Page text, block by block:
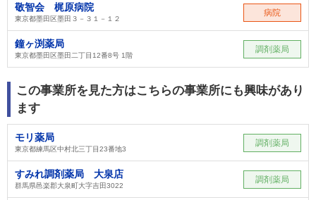
敬智会 梶原病院
東京都墨田区墨田３－３１－１２
病院
鐘ヶ渕薬局
東京都墨田区墨田二丁目12番8号 1階
調剤薬局
この事業所を見た方はこちらの事業所にも興味があり
ます
モリ薬局
東京都練馬区中村北三丁目23番地3
調剤薬局
すみれ調剤薬局 大泉店
群馬県邑楽郡大泉町大字吉田3022
調剤薬局